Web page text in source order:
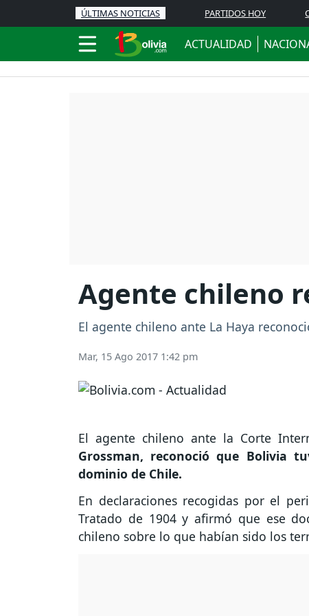
ÚLTIMAS NOTICIAS PARTIDOS HOY
ACTUALIDAD
Agente chileno
El agente chileno ante La Haya
Mar, 15 Ago 2017 1:42 pm
El agente chileno ante la Corte
Grossman, reconoció que Bolivia
dominio de Chile.
En declaraciones recogidas por el
Tratado de 1904 y afirmó que ese
chileno sobre lo que habían sido los